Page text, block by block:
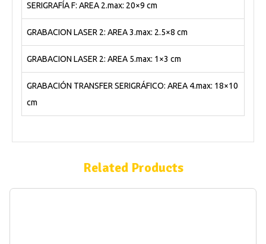
SERIGRAFÍA F: AREA 2.max: 20×9 cm
GRABACION LASER 2: AREA 3.max: 2.5×8 cm
GRABACION LASER 2: AREA 5.max: 1×3 cm
GRABACIÓN TRANSFER SERIGRÁFICO: AREA 4.max: 18×10
cm
Related Products